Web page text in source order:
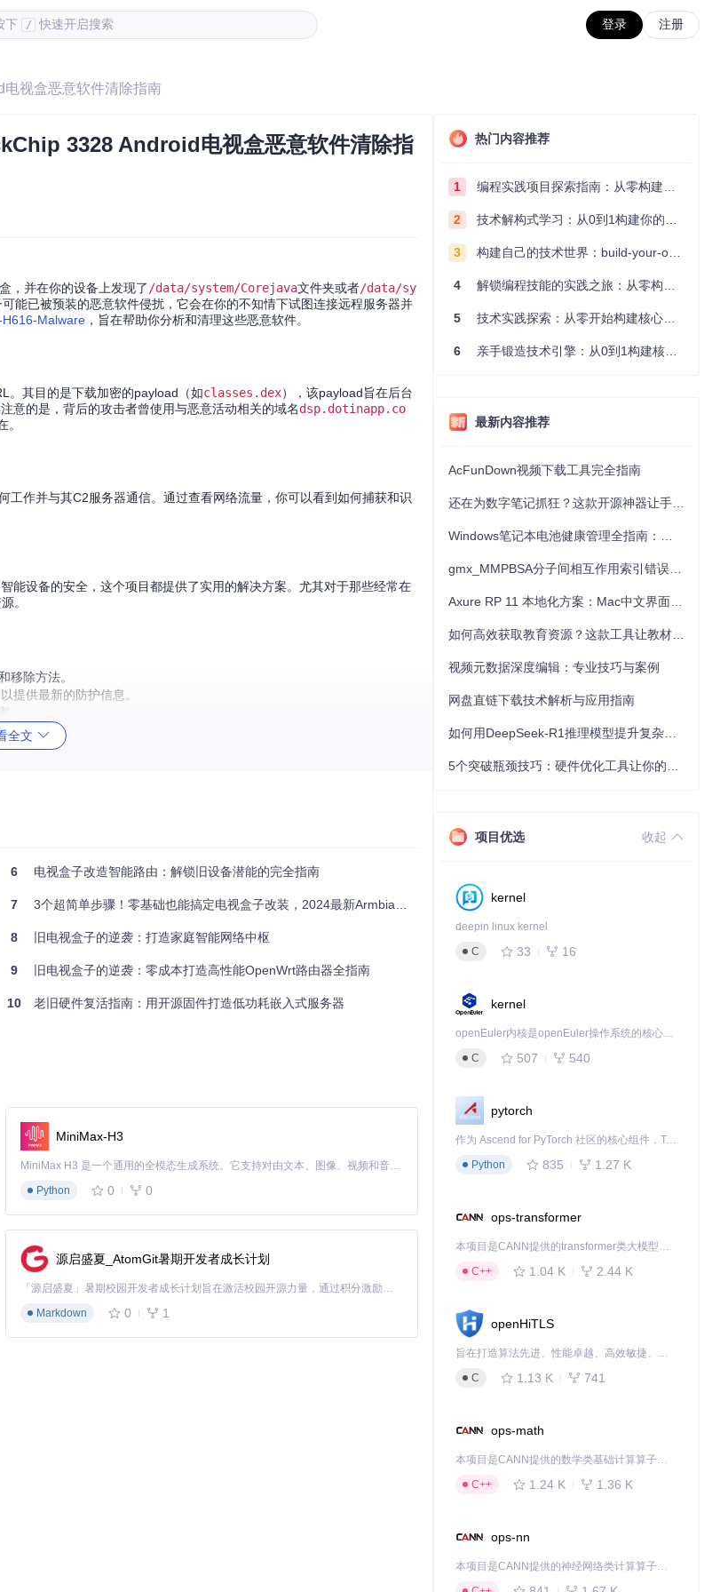
下 / 快速开启搜索 登录 注册
视盒恶意软件清除指南
3328 Android电视盒恶意软件清除指
，并在你的设备上发现了 /data/system/Corejava文件夹或者/data/sy
能已被预装的恶意软件侵扰，它会在你的不知情下试图连接远程服务器并
Malware ，旨在帮助你分析和清理这些恶意软件。
。其目的是下载加密的payload（如classes.dex），该payload旨在后台
意的是，背后的攻击者曾使用与恶意活动相关的域名dsp.dotinapp.co
工作并与其C2服务器通信。通过查看网络流量，你可以看到如何捕获和识
能设备的安全，这个项目都提供了实用的解决方案。尤其对于那些经常在
。
移除方法。
提供最新的防护信息。
。
查询。
全文
6 电视盒子改造智能路由：解锁旧设备潜能的完全指南
7 3个超简单步骤！零基础也能搞定电视盒子改装，2024最新Armbian系统安装指南
8 旧电视盒子的逆袭：打造家庭智能网络中枢
9 旧电视盒子的逆袭：零成本打造高性能OpenWrt路由器全指南
10 老旧硬件复活指南：用开源固件打造低功耗嵌入式服务器
MiniMax-H3
MiniMax H3 是一个通用的全模态生成系统。它支持对由文本、图像、视频和音频组成的多模态上下文进行统一理解，并能生成分辨率高达 2K、时长可达 15 秒的带原生立体声音频的视频。得益于面向任务泛化的系统设计，H3 在预训练阶段就已具备广泛的多模态上下文理解与生成能力，能够出色地执行复杂的多模态指令。
Python
0 0
源启盛夏_AtomGit暑期开发者成长计划
「源启盛夏」暑期校园开发者成长计划旨在激活校园开源力量，通过积分激励、认证扶持、资源倾斜等形式，引导高校组织和开发者完成「入驻 — 建项目 — 做贡献 — 获认证 — 得资源」的完整闭环。无论你是想带领社团入驻平台的组织者，还是希望用代码贡献证明自己的开发者，都能在这里找到属于你的成长路径。
Markdown
0 1
热门内容推荐
1 编程实践项目探索指南：从零构建技术能力体系
2 技术解构式学习：从0到1构建你的编程知识体系
3 构建自己的技术世界：build-your-own-x项目的实践探索指南
4 解锁编程技能的实践之旅：从零构建你的技术世界
5 技术实践探索：从零开始构建核心系统的实践指南
6 亲手锻造技术引擎：从0到1构建核心系统的实践指南
最新内容推荐
AcFunDown视频下载工具完全指南
视频元数据深度编辑：专业技巧与案例
网盘直链下载技术解析与应用指南
项目优选 收起
kernel
deepin linux kernel
C
33 16
kernel
openEuler内核是openEuler操作系统的核心，既是系统性能与稳定性的基石，也是连接处理器、设备与服务的桥梁。
C
507 540
pytorch
作为 Ascend for PyTorch 社区的核心组件，TorchNPU 是昇腾专为 PyTorch 打造的深度学习适配插件，使 PyTorch 框架能够直接调用昇腾 NPU，为开发者提供昇腾 AI 处理器的超强算力。
Python
835 1.27 K
ops-transformer
本项目是CANN提供的transformer类大模型算子库，实现网络在NPU上加速计算。
C++
1.04 K 2.44 K
openHiTLS
旨在打造算法先进、性能卓越、高效敏捷、安全可靠的密码套件，通过轻量级、可剪裁的软件技术架构满足各行业不同场景的多样化要求，让密码技术应用更简单，同时探索后量子等先进算法创新实践，构建密码前沿技术底座！
C
1.13 K 741
ops-math
本项目是CANN提供的数学类基础计算算子库，实现网络在NPU上加速计算。
C++
1.24 K 1.36 K
ops-nn
本项目是CANN提供的神经网络类计算算子库，实现网络在NPU上加速计算。